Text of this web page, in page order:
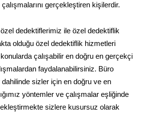
gerçekleştiren kişilerdir.
dedektiflerimiz ile özel dedektiflik
olduğu özel dedektiflik hizmetleri
çalışabilir en doğru en gerçekçi
faydalanabilirsiniz. Büro
sizler için en doğru ve en
yöntemler ve çalışmalar eşliğinde
sizlere kusursuz olarak